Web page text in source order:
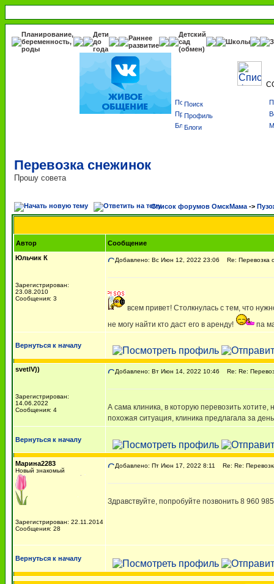
Планирование,
беременность,
роды
Дети
до
года
Раннее
развитие
Детский
сад
(обмен)
Школы
Поиск
Профиль
Блоги
Перевозка снежинок
Прошу совета
Список форумов ОмскМама ->
Автор
Сообщение
Юльчик К
Зарегистрирован:
23.08.2010
Сообщения: 3
Добавлено: Вс Июн 12, 2022 23:06 Re: Перевозка
всем привет! Столкнулась с тем, что
не могу найти кто даст его в аренду!
па
Вернуться к началу
svetlV))
Зарегистрирован:
14.06.2022
Сообщения: 4
Добавлено: Вт Июн 14, 2022 10:46 Re: Re:
А сама клиника, в которую перевозить
похожая ситуация, клиника предлагала за
Вернуться к началу
Марина2283
Новый знакомый
Зарегистрирован: 22.11.2014
Сообщения: 28
Добавлено: Пт Июн 17, 2022 8:11 Re: Re:
Здравствуйте, попробуйте позвонить 8 960
Вернуться к началу